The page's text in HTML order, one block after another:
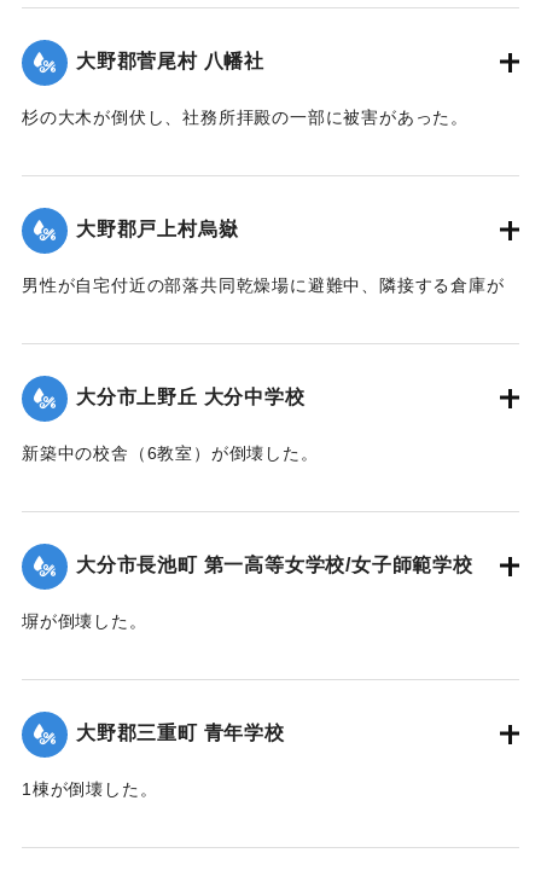
｜固有コード:00474070
大野郡菅尾村 八幡社
杉の大木が倒伏し、社務所拝殿の一部に被害があった。
｜固有コード:00474071
大野郡戸上村烏嶽
男性が自宅付近の部落共同乾燥場に避難中、隣接する倉庫が
｜固有コード:
大分市上野丘 大分中学校
新築中の校舎（6教室）が倒壊した。
｜固有コード: 00474064
大分市長池町 第一高等女学校/女子師範学校
塀が倒壊した。
｜固有コード:00474065
大野郡三重町 青年学校
1棟が倒壊した。